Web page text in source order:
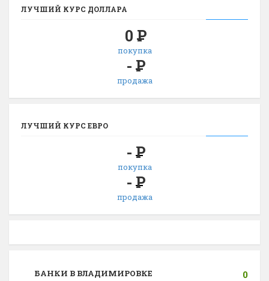
ЛУЧШИЙ КУРС ДОЛЛАРА
0 Р
покупка
- Р
продажа
ЛУЧШИЙ КУРС ЕВРО
- Р
покупка
- Р
продажа
БАНКИ В ВЛАДИМИРОВКЕ 0